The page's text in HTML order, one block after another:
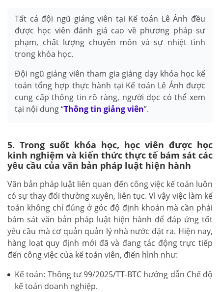
Tất cả đội ngũ giảng viên tại Kế toán Lê Ánh đều
được học viên đánh giá cao về phương pháp sư
phạm, chất lượng chuyên môn và sự nhiệt tình
trong khóa học.
Đội ngũ giảng viên tham gia giảng dạy khóa học kế
toán tổng hợp thực hành tại Kế toán Lê Ánh được
cung cấp thông tin rõ ràng, người đọc có thể xem
tại nội dung “Thông tin giảng viên”.
5. Trong suốt khóa học, học viên được học
kinh nghiệm và kiến thức thực tế bám sát các
yêu cầu của văn bản pháp luật hiện hành
Văn bản pháp luật liên quan đến công việc kế toán luôn
có sự thay đổi thường xuyên, liên tục. Vì vậy việc làm kế
toán không chỉ đúng ở góc độ định khoản mà cần phải
bám sát văn bản pháp luật hiện hành để đáp ứng tốt
yêu cầu mà cơ quản quản lý nhà nước đặt ra. Hiện nay,
hàng loạt quy định mới đã và đang tác động trực tiếp
đến công việc của kế toán viên, điển hình như:
Kế toán: Thông tư 99/2025/TT-BTC hướng dẫn Chế độ
kế toán doanh nghiệp.